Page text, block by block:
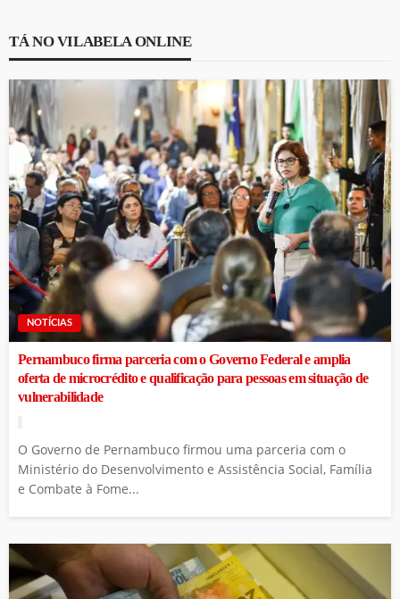
TÁ NO VILABELA ONLINE
NOTÍCIAS
Pernambuco firma parceria com o Governo Federal e amplia
oferta de microcrédito e qualificação para pessoas em situação de
vulnerabilidade
O Governo de Pernambuco firmou uma parceria com o
Ministério do Desenvolvimento e Assistência Social, Família
e Combate à Fome...